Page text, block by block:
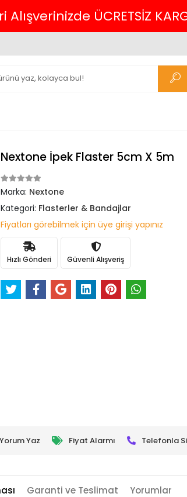
ÜCRETSİZ
Nextone İpek Flaster 5cm X 5m
Marka: Nextone
Kategori: Flasterler & Bandajlar
Fiyatları görebilmek için üye girişi yapınız
Hızlı Gönderi Güvenli Alışveriş
Yorum Yaz Fiyat Alarmı Telefonla
Garanti ve Teslimat Yorumlar